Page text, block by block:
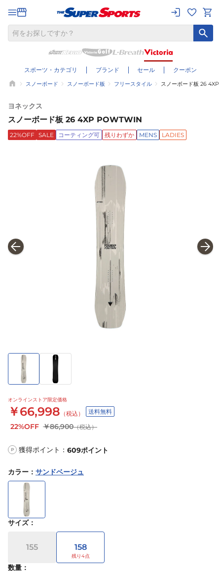
スポーツ・カテゴリ ブランド セール クーポン
スノーボード スノーボード板 フリースタイル スノーボード板 26
ヨネックス
スノーボード板 26 4XP POWTWIN
22%OFF SALE コーティング可 残りわずか MENS LADIES
オンラインストア限定価格
￥66,998 （税込） 送料無料
22%OFF ￥86,900（税込）
P 獲得ポイント： 609ポイント
カラー ： サンドベージュ
サイズ：
155 158
数量：